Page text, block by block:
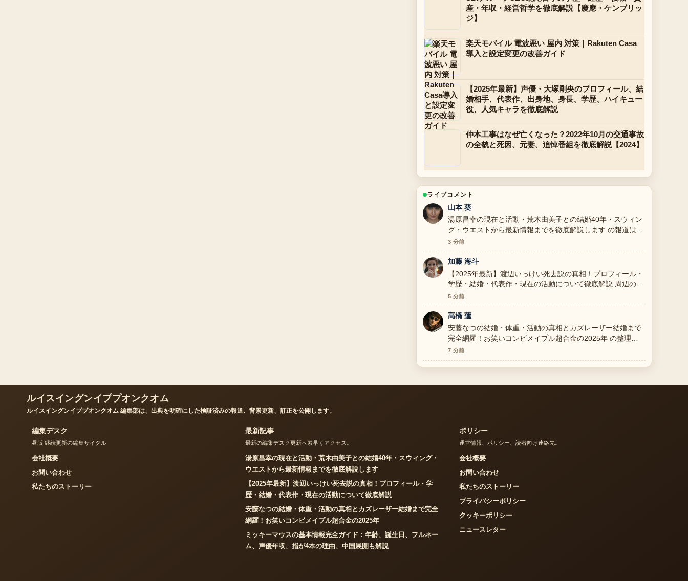
産・年収・経営哲学を徹底解説【慶應・ケンブリッ
ジ】
楽天モバイル 電波悪い 屋内 対策｜Rakuten Casa
導入と設定変更の改善ガイド
【2025年最新】声優・大塚剛央のプロフィール、結
婚相手、代表作、出身地、身長、学歴、ハイキュー
役、人気キャラを徹底解説
仲本工事はなぜ亡くなった？2022年10月の交通事故
の全貌と死因、元妻、追悼番組を徹底解説【2024】
ライブコメント
山本 葵
湯原昌幸の現在と活動・荒木由美子との結婚40年・スウィン
グ・ウエストから最新情報までを徹底解説します の報道は丁
寧で、流れを追いやすいです。
3 分前
加藤 海斗
【2025年最新】渡辺いっけい死去説の真相！プロフィール・
学歴・結婚・代表作・現在の活動について徹底解説 周辺の検
証がしっかりしていて安心感があります。
5 分前
高橋 蓮
安藤なつの結婚・体重・活動の真相とカズレーザー結婚まで
完全網羅！お笑いコンビメイプル超合金の2025年 の整理が
とても分かりやすいです。今日の中でも特に読みやすいで
す。
7 分前
ルイスイングンイププオンクオム
ルイスイングンイププオンクオム 編集部は、出典を明確にした検証済みの報道、背景更新、訂正を公開します。
編集デスク
昼版 継続更新の編集サイクル
会社概要
お問い合わせ
私たちのストーリー
最新記事
最新の編集デスク更新へ素早くアクセス。
湯原昌幸の現在と活動・荒木由美子との結婚40年・スウィング・
ウエストから最新情報までを徹底解説します
【2025年最新】渡辺いっけい死去説の真相！プロフィール・学
歴・結婚・代表作・現在の活動について徹底解説
安藤なつの結婚・体重・活動の真相とカズレーザー結婚まで完全
網羅！お笑いコンビメイプル超合金の2025年
ミッキーマウスの基本情報完全ガイド：年齢、誕生日、フルネー
ム、声優年収、指が4本の理由、中国展開も解説
ポリシー
運営情報、ポリシー、読者向け連絡先。
会社概要
お問い合わせ
私たちのストーリー
プライバシーポリシー
クッキーポリシー
ニュースレター